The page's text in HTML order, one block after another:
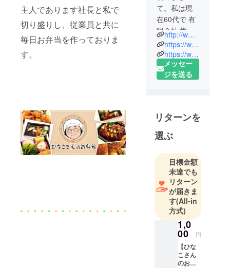
主人であります社長と私で
切り盛りし、従業員と共に
毎日お弁当を作っておりま
す。
て。私は現
在60代で 有
限会社 坂膳
【ひなこさ
んのお弁
当】を営ん
でおりま
勝負で朝か
ら晩まで働
いてきまし
た！
この度
CAMPFAIRE
の登録を機
に諦めかけ
ていたフェ
イスブック
をやり直
し、イン
ターネット
http://www.sakazen.com/
https://www.kurumesi-bentou.com/hinakosan_obento/
https://www.facebook.com/hinakosan.obento
メッセー
ジを送る
リターンを
選ぶ
目標金額
未達でも
リターン
が届きま
す(All-in
方式)
1,0
00 円
【ひな
こさん
のお弁